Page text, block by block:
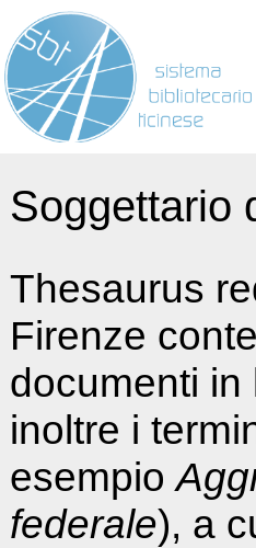
Soggettario
Thesaurus
Firenze
documenti
inoltre i
esempio
federale), a